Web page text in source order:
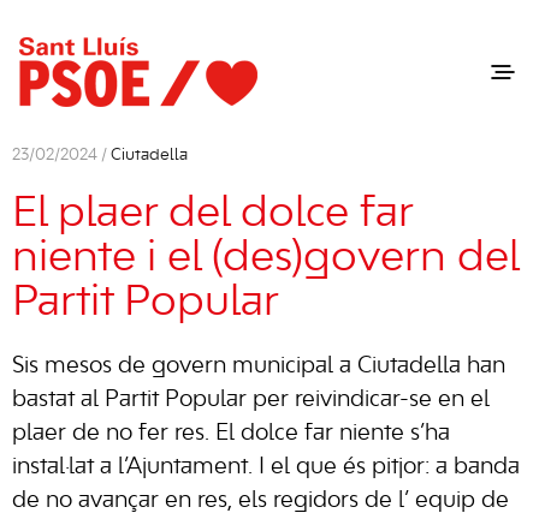
23/02/2024 / Ciutadella
El plaer del dolce far
niente i el (des)govern del
Partit Popular
Sis mesos de govern municipal a Ciutadella han
bastat al Partit Popular per reivindicar-se en el
plaer de no fer res. El dolce far niente s’ha
instal·lat a l’Ajuntament. I el que és pitjor: a banda
de no avançar en res, els regidors de l’ equip de